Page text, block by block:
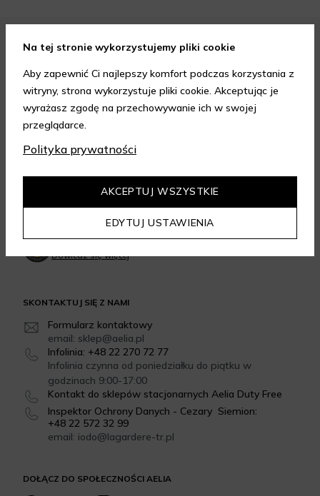
DOŁĄCZ DO SPOŁECZNOŚCI AELIA
SKONTAKTUJ SIĘ Z NAMI
Formularz kontaktowy
email: sklep@aelia.pl
Infolinia: +48 22 270 72 77
Infolinia czynna od poniedziałku do piątku w
godzinach 9:00-17:00
Kontakt do sklepów stacjonarnych Aelia Duty Free
Inspektor Ochrony Danych - Cezary Siemion:
+48 22 572 32 99
email: iodo@lagardere-tr.pl
FORMY DOSTAWY
FORMY PŁATNOŚCI
4.95/5.00
Dowiedz się więcej
Na tej stronie wykorzystujemy pliki cookie
Aby zapewnić Ci najlepszy komfort podczas korzystania z
witryny, strona wykorzystuje pliki cookie. Akceptując je
wyrażasz zgodę na przechowywanie ich w swojej
przeglądarce.
Polityka prywatności
EDYTUJ USTAWIENIA
AKCEPTUJ WSZYSTKIE